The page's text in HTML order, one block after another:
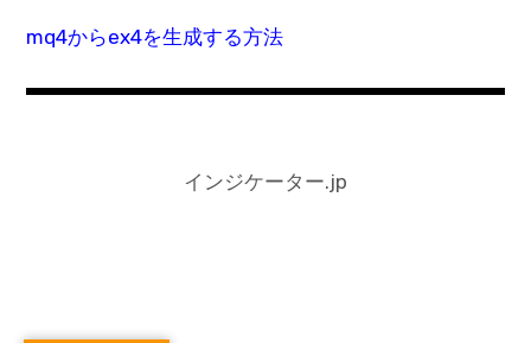
mq4からex4を生成する方法
インジケーター.jp